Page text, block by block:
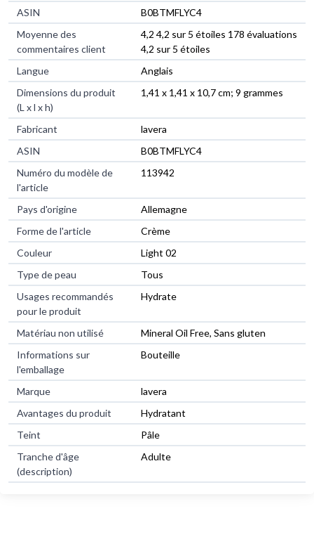
ASIN
‎B0BTMFLYC4
Moyenne des
commentaires client
4,2 4,2 sur 5 étoiles 178 évaluations
4,2 sur 5 étoiles
Langue
Anglais
Dimensions du produit
(L x l x h)
1,41 x 1,41 x 10,7 cm; 9 grammes
Fabricant
lavera
ASIN
B0BTMFLYC4
Numéro du modèle de
l'article
113942
Pays d'origine
Allemagne
Forme de l'article
Crème
Couleur
Light 02
Type de peau
Tous
Usages recommandés
pour le produit
Hydrate
Matériau non utilisé
Mineral Oil Free, Sans gluten
Informations sur
l'emballage
Bouteille
Marque
lavera
Avantages du produit
Hydratant
Teint
Pâle
Tranche d'âge
(description)
Adulte